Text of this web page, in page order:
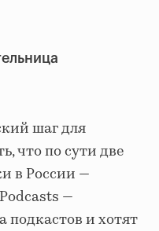
шаг для
что по сути две
в России —
—
и хотят